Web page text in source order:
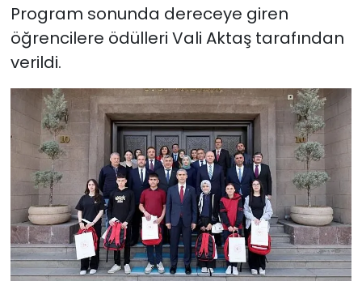
Program sonunda dereceye giren
öğrencilere ödülleri Vali Aktaş tarafından
verildi.